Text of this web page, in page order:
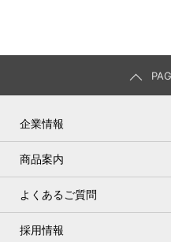
企業情報
トップメッセージ
会社概要
お客さま本位の基本方針
商品案内
オートリースとは
残存価格の設定
よくあるご質問
オートリースについて
採用情報